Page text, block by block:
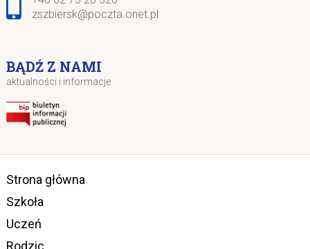
zszbiersk@poczta.onet.pl
BĄDŹ Z NAMI
aktualności i informacje
Strona główna
Szkoła
Uczeń
Rodzic